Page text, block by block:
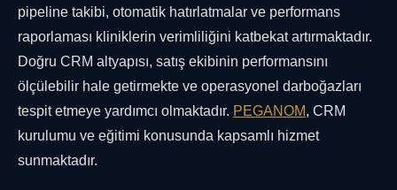
pipeline takibi, otomatik hatırlatmalar ve performans
raporlaması kliniklerin verimliliğini katbekat artırmaktadır.
Doğru CRM altyapısı, satış ekibinin performansını
ölçülebilir hale getirmekte ve operasyonel darboğazları
tespit etmeye yardımcı olmaktadır. PEGANOM, CRM
kurulumu ve eğitimi konusunda kapsamlı hizmet
sunmaktadır.